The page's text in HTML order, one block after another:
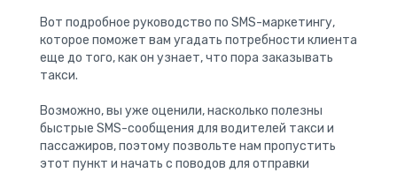
Вот подробное руководство по SMS-маркетингу,
которое поможет вам угадать потребности клиента
еще до того, как он узнает, что пора заказывать
такси.
Возможно, вы уже оценили, насколько полезны
быстрые SMS-сообщения для водителей такси и
пассажиров, поэтому позвольте нам пропустить
этот пункт и начать с поводов для отправки